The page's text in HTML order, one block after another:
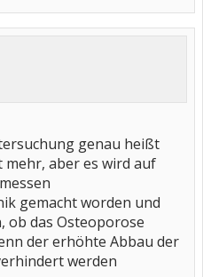
genau heißt
aber es wird auf
gemacht worden und
ob das Osteoporose
der erhöhte Abbau der
werden